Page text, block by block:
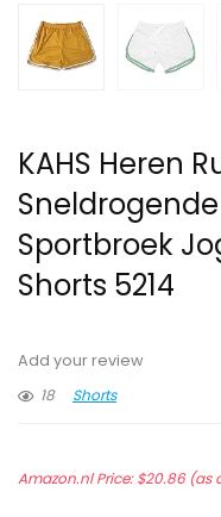
KAHS Heren
Sportbroek
Shorts 5214
Add your review
18
Shorts
Amazon.nl Price:$20.86(as